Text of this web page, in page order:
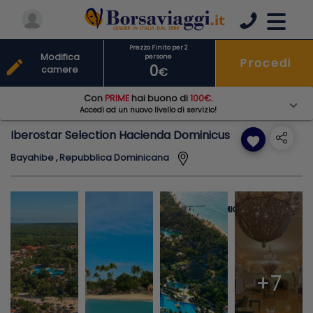
Iberostar Selection Hacienda Dominicus favorite
Bayahibe , Repubblica Dominicana
+7
Prezzo Finito per 2
persone
0€
Procedi
edit
Modifica
camere
Con PRIMEhai buono di100€.
Accedi ad un nuovo livello di servizio!